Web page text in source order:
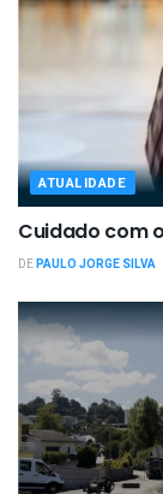
ATUALIDADE
Cuidado com
DEPAULO JORGE SILVA